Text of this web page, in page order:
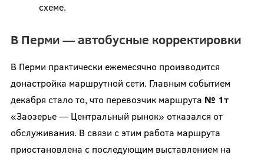
схеме.
В Перми — автобусные корректировки
В Перми практически ежемесячно производится
донастройка маршрутной сети. Главным событием
декабря стало то, что перевозчик маршрута № 1т
«Заозерье — Центральный рынок» отказался от
обслуживания. В связи с этим работа маршрута
приостановлена с последующим выставлением на